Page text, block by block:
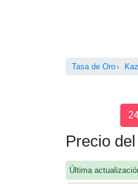
Tasa de Oro
Precio
Última